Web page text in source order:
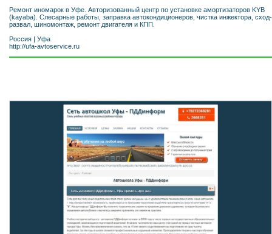
Ремонт иномарок в Уфе. Авторизованный центр по установке амортизаторов KYB
(kayaba). Слесарные работы, заправка автокондиционеров, чистка инжектора, сход-
развал, шиномонтаж, ремонт двигателя и КПП.
Россия
Уфа
http://ufa-avtoservice.ru